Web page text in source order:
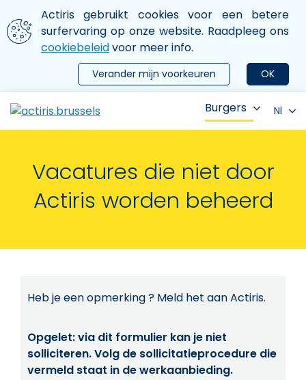
Aller au contenu principal
We gebruiken cookies
Actiris gebruikt cookies voor een betere
surfervaring op onze website. Raadpleeg ons
cookiebeleidvoor meer info.
OK
Verander mijn voorkeuren
le menu
Burgers Nl
Vacatures die niet door
Actiris worden beheerd
Heb je een opmerking ? Meld het aan Actiris.
Opgelet: via dit formulier kan je niet
solliciteren. Volg de sollicitatieprocedure die
vermeld staat in de werkaanbieding.